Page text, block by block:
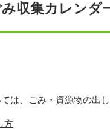
収集カレンダ
は、ごみ・資源物の出し
方